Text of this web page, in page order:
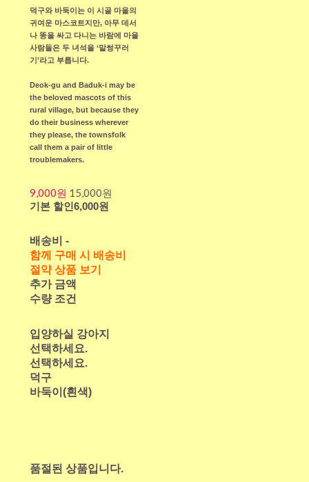
덕구와 바둑이는 이 시골 마을의
귀여운 마스코트지만, 아무 데서
나 똥을 싸고 다니는 바람에 마을
사람들은 두 녀석을 ‘말썽꾸러
기’라고 부릅니다.
Deok-gu and Baduk-i may be
the beloved mascots of this
rural village, but because they
do their business wherever
they please, the townsfolk
call them a pair of little
troublemakers.
9,000원 15,000원
기본 할인6,000원
배송비 -
함께 구매 시 배송비
절약 상품 보기
추가 금액
수량 조건
입양하실 강아지
선택하세요.
선택하세요.
덕구
바둑이(흰색)
품절된 상품입니다.